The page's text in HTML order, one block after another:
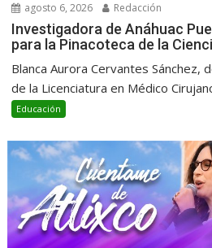
agosto 6, 2026 Redacción
Investigadora de Anáhuac
para la Pinacoteca de la
Blanca Aurora Cervantes Sánchez,
de la Licenciatura en Médico
Educación